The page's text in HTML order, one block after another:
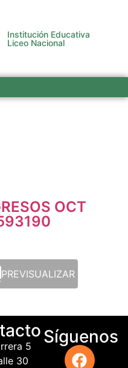
Institución Educativa
Liceo Nacional
OCT
PREVISUALIZAR
5
30
Síguenos